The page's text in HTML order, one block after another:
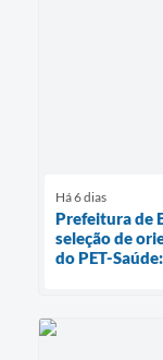
Há 6 dias
Prefeitura de
seleção de
do PET-